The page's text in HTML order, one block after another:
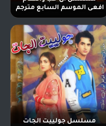
افعى الموسم السابع مترجم
مسلسل جولييت الجات